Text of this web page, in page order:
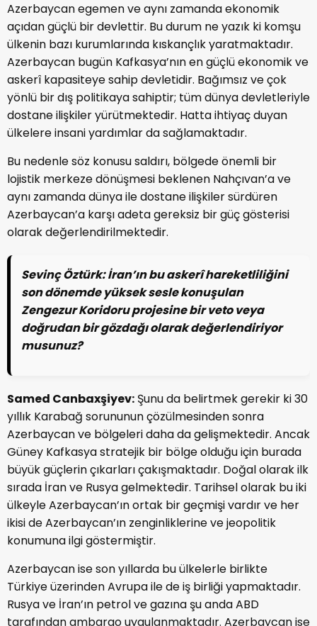
Azerbaycan egemen ve aynı zamanda ekonomik
açıdan güçlü bir devlettir. Bu durum ne yazık ki komşu
ülkenin bazı kurumlarında kıskançlık yaratmaktadır.
Azerbaycan bugün Kafkasya’nın en güçlü ekonomik ve
askerî kapasiteye sahip devletidir. Bağımsız ve çok
yönlü bir dış politikaya sahiptir; tüm dünya devletleriyle
dostane ilişkiler yürütmektedir. Hatta ihtiyaç duyan
ülkelere insani yardımlar da sağlamaktadır.
Bu nedenle söz konusu saldırı, bölgede önemli bir
lojistik merkeze dönüşmesi beklenen Nahçıvan’a ve
aynı zamanda dünya ile dostane ilişkiler sürdüren
Azerbaycan’a karşı adeta gereksiz bir güç gösterisi
olarak değerlendirilmektedir.
Sevinç Öztürk:İran’ın bu askerî hareketliliğini
son dönemde yüksek sesle konuşulan
Zengezur Koridoru projesine bir veto veya
doğrudan bir gözdağı olarak değerlendiriyor
musunuz?
Samed Canbaxşiyev: Şunu da belirtmek gerekir ki 30
yıllık Karabağ sorununun çözülmesinden sonra
Azerbaycan ve bölgeleri daha da gelişmektedir. Ancak
Güney Kafkasya stratejik bir bölge olduğu için burada
büyük güçlerin çıkarları çakışmaktadır. Doğal olarak ilk
sırada İran ve Rusya gelmektedir. Tarihsel olarak bu iki
ülkeyle Azerbaycan’ın ortak bir geçmişi vardır ve her
ikisi de Azerbaycan’ın zenginliklerine ve jeopolitik
konumuna ilgi göstermiştir.
Azerbaycan ise son yıllarda bu ülkelerle birlikte
Türkiye üzerinden Avrupa ile de iş birliği yapmaktadır.
Rusya ve İran’ın petrol ve gazına şu anda ABD
tarafından ambargo uygulanmaktadır. Azerbaycan ise